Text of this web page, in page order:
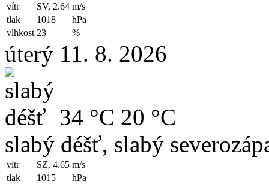
vítr SV, 2.64 m/s
tlak
1018
hPa
vlhkost 23 %
úterý 11. 8. 2026
34 °C 20 °C
slabý déšť, slabý
vítr SZ, 4.65 m/s
tlak
1015
hPa